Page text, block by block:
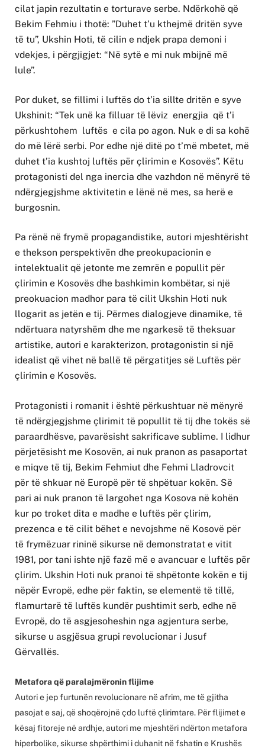
cilat japin rezultatin e torturave serbe. Ndërkohë që
Bekim Fehmiu i thotë: ”Duhet t’u kthejmë dritën syve
të tu”, Ukshin Hoti, të cilin e ndjek prapa demoni i
vdekjes, i përgjigjet: “Në sytë e mi nuk mbijnë më
lule”.
Por duket, se fillimi i luftës do t’ia sillte dritën e syve
Ukshinit: “Tek unë ka filluar të lëviz energjia që t’i
përkushtohem luftës e cila po agon. Nuk e di sa kohë
do më lërë serbi. Por edhe një ditë po t’më mbetet, më
duhet t’ia kushtoj luftës për çlirimin e Kosovës”. Këtu
protagonisti del nga inercia dhe vazhdon në mënyrë të
ndërgjegjshme aktivitetin e lënë në mes, sa herë e
burgosnin.
Pa rënë në frymë propagandistike, autori mjeshtërisht
e thekson perspektivën dhe preokupacionin e
intelektualit që jetonte me zemrën e popullit për
çlirimin e Kosovës dhe bashkimin kombëtar, si një
preokuacion madhor para të cilit Ukshin Hoti nuk
llogarit as jetën e tij. Përmes dialogjeve dinamike, të
ndërtuara natyrshëm dhe me ngarkesë të theksuar
artistike, autori e karakterizon, protagonistin si një
idealist që vihet në ballë të përgatitjes së Luftës për
çlirimin e Kosovës.
Protagonisti i romanit i është përkushtuar në mënyrë
të ndërgjegjshme çlirimit të popullit të tij dhe tokës së
paraardhësve, pavarësisht sakrificave sublime. I lidhur
përjetësisht me Kosovën, ai nuk pranon as pasaportat
e miqve të tij, Bekim Fehmiut dhe Fehmi Lladrovcit
për të shkuar në Europë për të shpëtuar kokën. Së
pari ai nuk pranon të largohet nga Kosova në kohën
kur po troket dita e madhe e luftës për çlirim,
prezenca e të cilit bëhet e nevojshme në Kosovë për
të frymëzuar rininë sikurse në demonstratat e vitit
1981, por tani ishte një fazë më e avancuar e luftës për
çlirim. Ukshin Hoti nuk pranoi të shpëtonte kokën e tij
nëpër Evropë, edhe për faktin, se elementë të tillë,
flamurtarë të luftës kundër pushtimit serb, edhe në
Evropë, do të asgjesoheshin nga agjentura serbe,
sikurse u asgjësua grupi revolucionar i Jusuf
Gërvallës.
Metafora që paralajmëronin flijime
Autori e jep furtunën revolucionare në afrim, me të gjitha
pasojat e saj, që shoqërojnë çdo luftë çlirimtare. Për flijimet e
kësaj fitoreje në ardhje, autori me mjeshtëri ndërton metafora
hiperbolike, sikurse shpërthimi i duhanit në fshatin e Krushës